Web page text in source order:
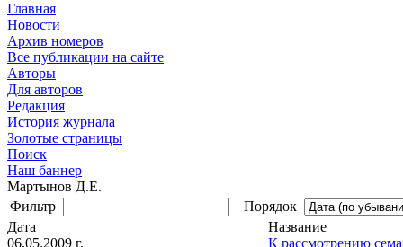
Главная
Новости
Архив номеров
Все публикации на сайте
Авторы
Для авторов
Редакция
История журнала
Золотые страницы
Поиск
Наш баннер
Мартынов Д.Е.
Фильтр
Порядок
Дата
Название
06.05.2009 г.
К рассмотрению